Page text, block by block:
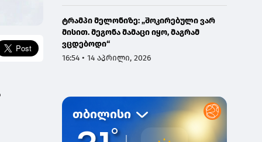
ტრამპი მელონიზე: „შოკირებული ვარ
მისით. მეგონა მამაცი იყო, მაგრამ
ვცდებოდი“
16:54 • 14 აპრილი, 2026